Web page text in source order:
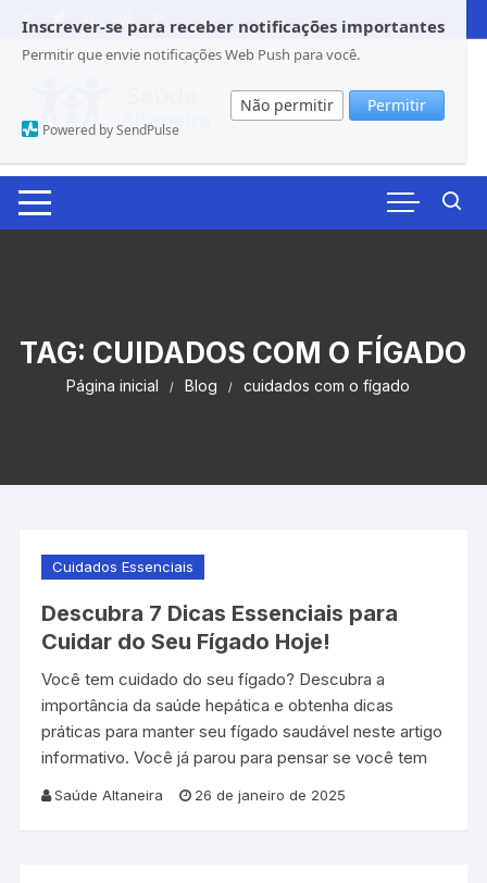
Inscrever-se para receber notificações importantes
Permitir que envie notificações Web Push para você.
Não permitir Permitir
Powered by SendPulse
para
TAG: CUIDADOS COM O FÍGADO
Página inicial Blog cuidados com o fígado
Cuidados Essenciais
Descubra 7 Dicas Essenciais para
Cuidar do Seu Fígado Hoje!
Você tem cuidado do seu fígado? Descubra a
importância da saúde hepática e obtenha dicas
práticas para manter seu fígado saudável neste artigo
informativo. Você já parou para pensar se você tem
Saúde Altaneira 26 de janeiro de 2025